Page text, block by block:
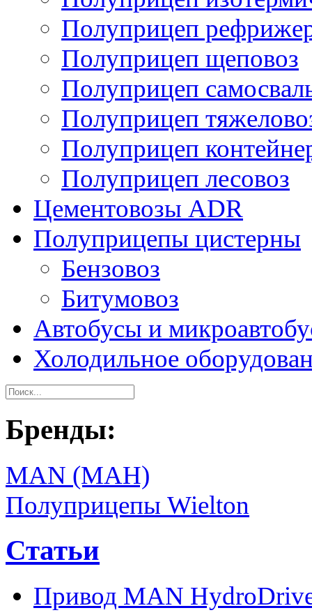
Полуприцеп
Полуприцеп щеповоз
Полуприцеп
Полуприцеп
Полуприцеп
Полуприцеп лесовоз
Цементовозы ADR
Полуприцепы цистерны
Бензовоз
Битумовоз
Автобусы и
Холодильное
Бренды:
MAN (МАН)
Полуприцепы Wielton
Статьи
Привод MAN